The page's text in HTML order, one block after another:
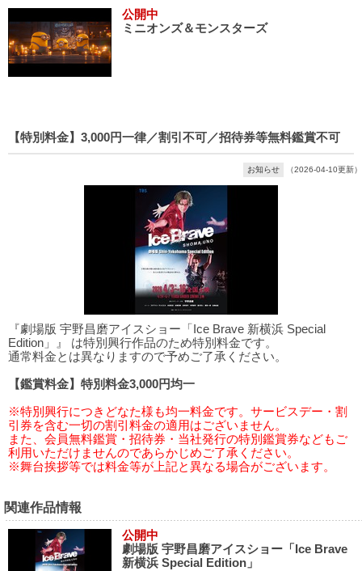
公開中
ミニオンズ＆モンスターズ
【特別料金】3,000円一律／割引不可／招待券等無料鑑賞不可
お知らせ （2026-04-10更新）
『劇場版 宇野昌磨アイスショー「Ice Brave 新横浜 Special
Edition」』 は特別興行作品のため特別料金です。
通常料金とは異なりますので予めご了承ください。
【鑑賞料金】特別料金3,000円均一
※特別興行につきどなた様も均一料金です。サービスデー・割
引券を含む一切の割引料金の適用はございません。
また、会員無料鑑賞・招待券・当社発行の特別鑑賞券などもご
利用いただけませんのであらかじめご了承ください。
※舞台挨拶等では料金等が上記と異なる場合がございます。
関連作品情報
公開中
劇場版 宇野昌磨アイスショー「Ice Brave
新横浜 Special Edition」